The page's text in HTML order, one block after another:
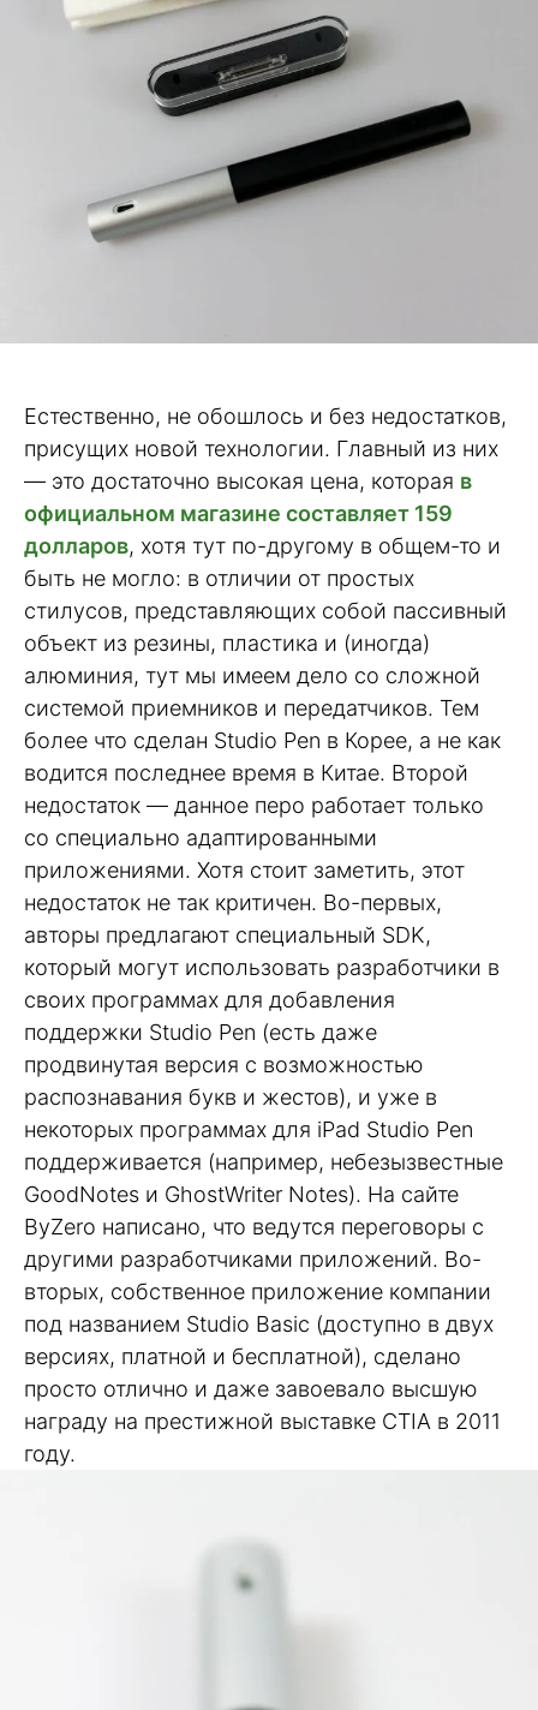
Естественно, не обошлось и без недостатков,
присущих новой технологии. Главный из них
— это достаточно высокая цена, которая в
официальном магазине составляет 159
долларов, хотя тут по-другому в общем-то и
быть не могло: в отличии от простых
стилусов, представляющих собой пассивный
объект из резины, пластика и (иногда)
алюминия, тут мы имеем дело со сложной
системой приемников и передатчиков. Тем
более что сделан Studio Pen в Корее, а не как
водится последнее время в Китае. Второй
недостаток — данное перо работает только
со специально адаптированными
приложениями. Хотя стоит заметить, этот
недостаток не так критичен. Во-первых,
авторы предлагают специальный SDK,
который могут использовать разработчики в
своих программах для добавления
поддержки Studio Pen (есть даже
продвинутая версия с возможностью
распознавания букв и жестов), и уже в
некоторых программах для iPad Studio Pen
поддерживается (например, небезызвестные
GoodNotes и GhostWriter Notes). На сайте
ByZero написано, что ведутся переговоры с
другими разработчиками приложений. Во-
вторых, собственное приложение компании
под названием Studio Basic (доступно в двух
версиях, платной и бесплатной), сделано
просто отлично и даже завоевало высшую
награду на престижной выставке CTIA в 2011
году.